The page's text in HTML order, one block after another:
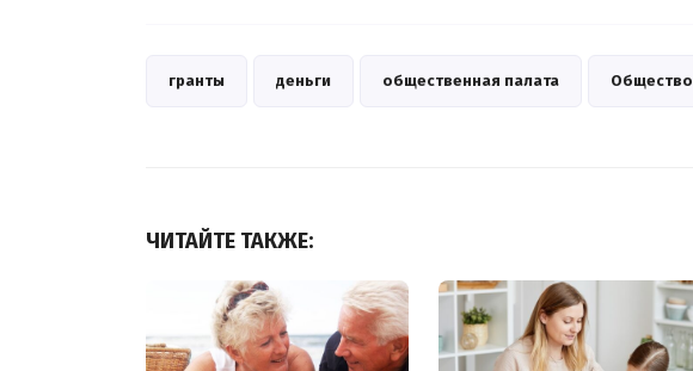
гранты деньги общественная палата Общество
ЧИТАЙТЕ ТАКЖЕ: